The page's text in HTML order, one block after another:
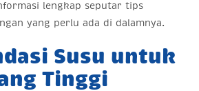
lengkap seputar tips
yang perlu ada di dalamnya.
Susu untuk
Tinggi